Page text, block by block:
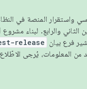
الأساسي واستقرار المنصة في
فرع بيان release